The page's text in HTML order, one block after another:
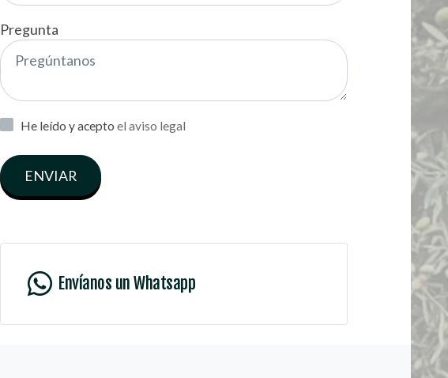
Pregunta
He leído y acepto el aviso legal
ENVIAR
Envíanos un Whatsapp